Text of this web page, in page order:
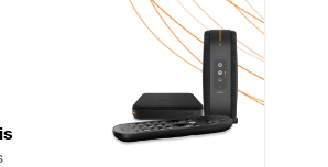
Fibre
12 mois puis 57,99 € par mois,